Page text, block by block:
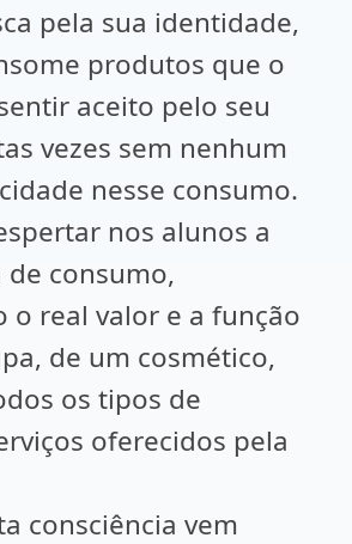
pela sua identidade,
produtos que o
aceito pelo seu
vezes sem nenhum
nesse consumo.
nos alunos a
de consumo,
o real valor e a função
de um cosmético,
os tipos de
oferecidos pela
consciência vem